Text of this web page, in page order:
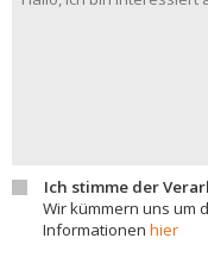
Ich stimme der
Wir kümmern uns um
Informationen hier